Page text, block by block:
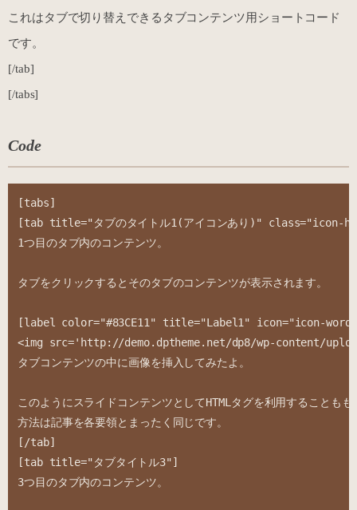
これはタブで切り替えできるタブコンテンツ用ショートコード
です。
[/tab]
[/tabs]
Code
[tabs]
[tab title="タブのタイトル1(アイコンあり)" class="icon-
1つ目のタブ内のコンテンツ。
タブをクリックするとそのタブのコンテンツが表示されます。
[label color="#83CE11" title="Label1" icon="icon-
<img src='http://demo.dptheme.net/dp8/wp-content/
タブコンテンツの中に画像を挿入してみたよ。
このようにスライドコンテンツとしてHTMLタグを利用することも
方法は記事を各要領とまったく同じです。
[/tab]
[tab title="タブタイトル3"]
3つ目のタブ内のコンテンツ。